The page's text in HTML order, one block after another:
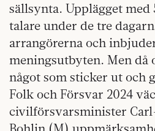
sällsynta. Upplägget med
talare under de tre
arrangörerna och
meningsutbyten. Men då
något som sticker ut och
Folk och Försvar 2024
civilförsvarsminister